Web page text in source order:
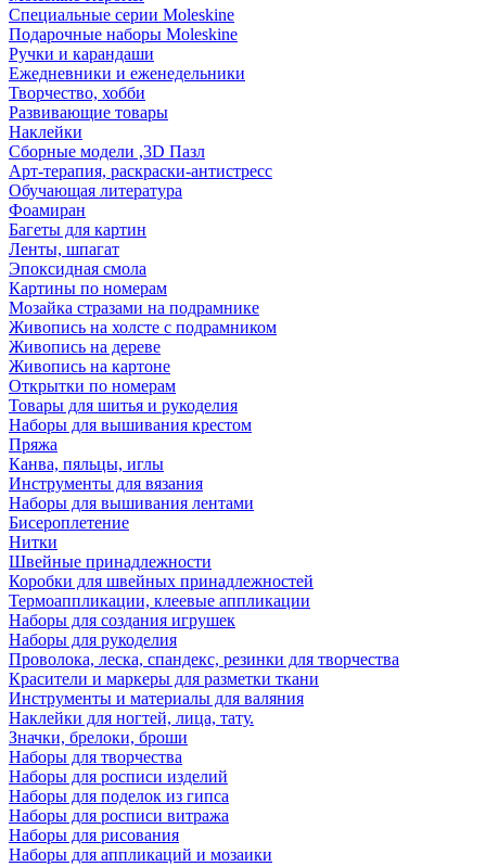
Специальные серии Moleskine
Подарочные наборы Moleskine
Ручки и карандаши
Ежедневники и еженедельники
Творчество, хобби
Развивающие товары
Наклейки
Сборные модели ,3D Пазл
Арт-терапия, раскраски-антистресс
Обучающая литература
Фоамиран
Багеты для картин
Ленты, шпагат
Эпоксидная смола
Картины по номерам
Мозайка стразами на подрамнике
Живопись на холсте с подрамником
Живопись на дереве
Живопись на картоне
Открытки по номерам
Товары для шитья и рукоделия
Наборы для вышивания крестом
Пряжа
Канва, пяльцы, иглы
Инструменты для вязания
Наборы для вышивания лентами
Бисероплетение
Нитки
Швейные принадлежности
Коробки для швейных принадлежностей
Термоаппликации, клеевые аппликации
Наборы для создания игрушек
Наборы для рукоделия
Проволока, леска, спандекс, резинки для творчества
Красители и маркеры для разметки ткани
Инструменты и материалы для валяния
Наклейки для ногтей, лица, тату.
Значки, брелоки, броши
Наборы для творчества
Наборы для росписи изделий
Наборы для поделок из гипса
Наборы для росписи витража
Наборы для рисования
Наборы для аппликаций и мозаики